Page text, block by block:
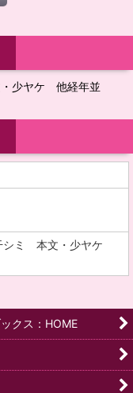
少ヤケ 他経年並
シミ 本文・少ヤケ
クス：HOME